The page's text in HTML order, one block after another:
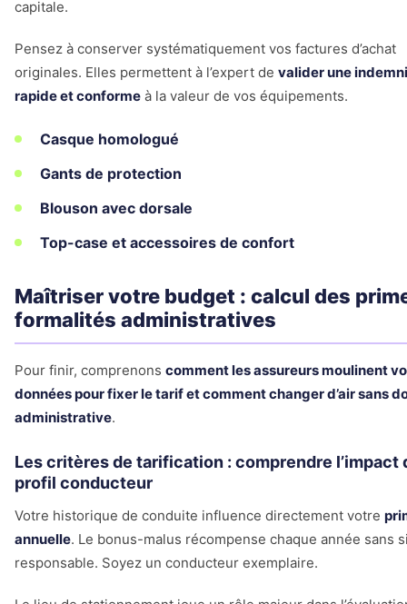
capitale.
Pensez à conserver systématiquement vos factures d’achat
originales. Elles permettent à l’expert de valider une
rapide et conforme à la valeur de vos équipements.
Casque homologué
Gants de protection
Blouson avec dorsale
Top-case et accessoires de confort
Maîtriser votre budget : calcul des
formalités administratives
Pour finir, comprenons comment les assureurs moulinent
données pour fixer le tarif et comment changer d’air sans
administrative.
Les critères de tarification : comprendre l’impact
profil conducteur
Votre historique de conduite influence directement votre
annuelle. Le bonus-malus récompense chaque année sans
responsable. Soyez un conducteur exemplaire.